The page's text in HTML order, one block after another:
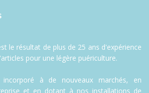
le résultat de plus de 25 ans d'expérience
pour une légère puériculture.
incorporé à de nouveaux marchés, en
et en dotant à nos installations de